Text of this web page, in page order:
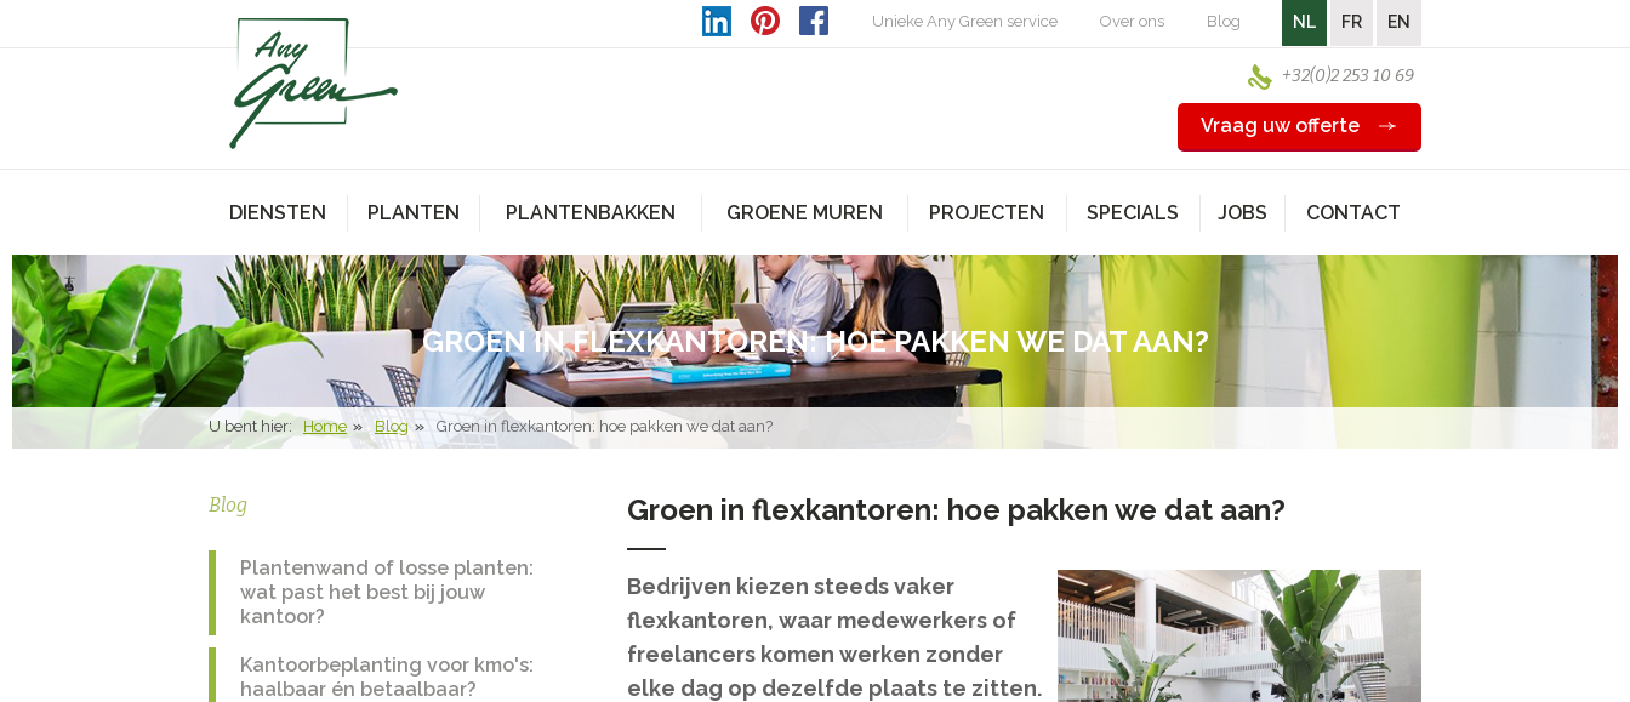
Unieke Any Green service Over ons Blog NL FR EN
+32(0)2 253 10 69
Vraag uw offerte
DIENSTEN PLANTEN PLANTENBAKKEN GROENE MUREN PROJECTEN SPECIALS JOBS CONTACT
GROEN IN FLEXKANTOREN: HOE PAKKEN WE DAT AAN?
U bent hier: Home Blog Groen in flexkantoren: hoe pakken we dat aan?
Groen in flexkantoren: hoe pakken we dat aan?
Bedrijven kiezen steeds vaker
flexkantoren, waar medewerkers of
freelancers komen werken zonder
elke dag op dezelfde plaats te zitten.
Blog
Plantenwand of losse planten:
wat past het best bij jouw
kantoor?
Kantoorbeplanting voor kmo's:
haalbaar én betaalbaar?